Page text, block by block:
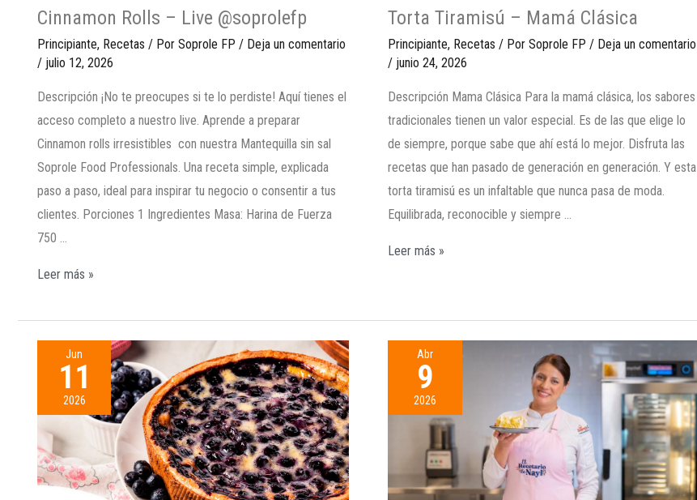
Cinnamon Rolls – Live @soprolefp
Principiante, Recetas / Por Soprole FP / Deja un comentario
/ julio 12, 2026
Descripción ¡No te preocupes si te lo perdiste! Aquí tienes el
acceso completo a nuestro live. Aprende a preparar
Cinnamon rolls irresistibles con nuestra Mantequilla sin sal
Soprole Food Professionals. Una receta simple, explicada
paso a paso, ideal para inspirar tu negocio o consentir a tus
clientes. Porciones 1 Ingredientes Masa: Harina de Fuerza
750 …
Leer más »
Torta Tiramisú – Mamá Clásica
Principiante, Recetas / PorSoprole FP / Deja un comentario
/ junio 24, 2026
Descripción Mama Clásica Para la mamá clásica, los sabores
tradicionales tienen un valor especial. Es de las que elige lo
de siempre, porque sabe que ahí está lo mejor. Disfruta las
recetas que han pasado de generación en generación. Y esta
torta tiramisú es un infaltable que nunca pasa de moda.
Equilibrada, reconocible y siempre …
Leer más »
Jun
11
2026
Abr
9
2026